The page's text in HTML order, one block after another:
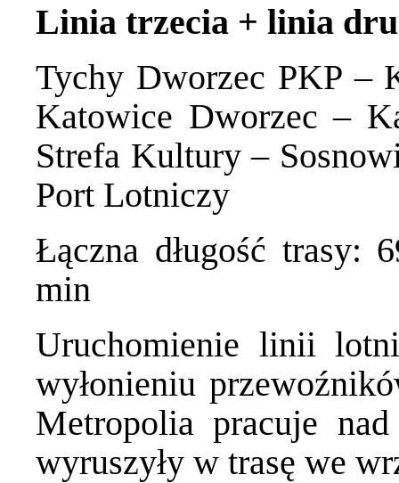
Linia trzecia + linia
Tychy Dworzec PKP –
Katowice Dworzec –
Strefa Kultury –
Port Lotniczy
Łączna długość trasy:
min
Uruchomienie linii
wyłonieniu
Metropolia pracuje
wyruszyły w trasę we